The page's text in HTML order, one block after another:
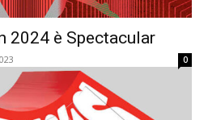
2024 è Spectacular
0